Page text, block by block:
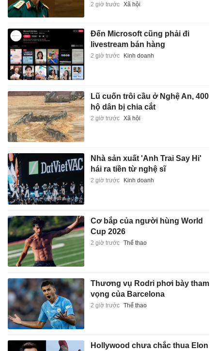
2 giờ trước Xã hội
Đến Microsoft cũng phải đi
livestream bán hàng
2 giờ trước Kinh doanh
Lũ cuốn trôi cầu ở Nghệ An, 400
hộ dân bị chia cắt
2 giờ trước Xã hội
Nhà sản xuất 'Anh Trai Say Hi'
hái ra tiền từ nghệ sĩ
2 giờ trước Kinh doanh
Cơ bắp của người hùng World
Cup 2026
2 giờ trước Thể thao
Thương vụ Rodri phơi bày tham
vọng của Barcelona
2 giờ trước Thể thao
Hollywood chưa chắc thua Elon